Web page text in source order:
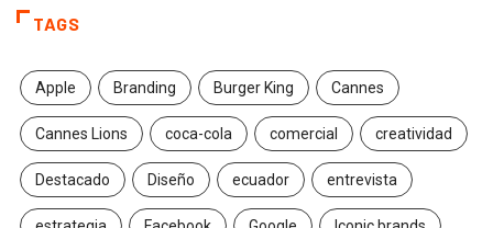
TAGS
Apple Branding Burger King Cannes
Cannes Lions coca-cola comercial creatividad
Destacado Diseño ecuador entrevista